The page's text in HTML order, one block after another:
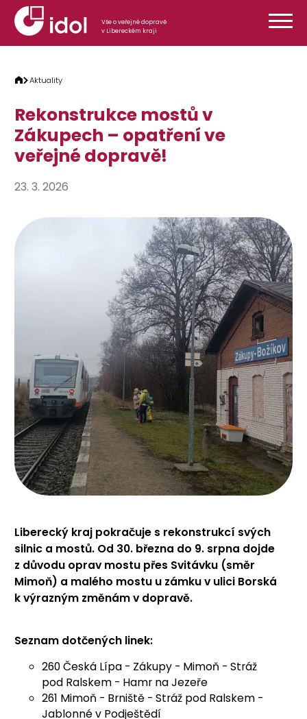
Přeskočit na obsah
Vše o veřejné dopravě
v Libereckém kraji
Aktuality
Rekonstrukce mostů v
Zákupech – opatření ve
veřejné dopravě!
23. 3. 2026
Liberecký kraj pokračuje s rekonstrukcí svých
silnic a mostů. Od 30. března do 9. srpna dojde
z důvodu oprav mostu přes Svitávku (směr
Mimoň) a malého mostu u zámku v ulici Borská
k výrazným změnám v dopravě.
Seznam dotčených linek:
260 Česká Lípa - Zákupy - Mimoň - Stráž
pod Ralskem - Hamr na Jezeře
261 Mimoň - Brniště - Stráž pod Ralskem -
Jablonné v Podještědí